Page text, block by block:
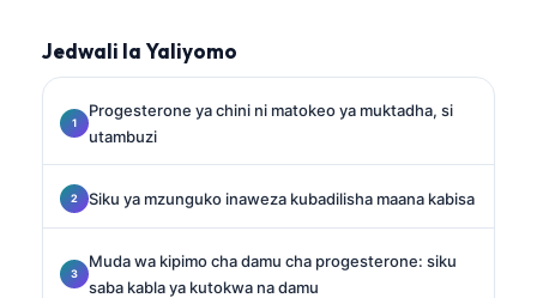
Jedwali la Yaliyomo
Progesterone ya chini ni matokeo ya muktadha, si
utambuzi
Siku ya mzunguko inaweza kubadilisha maana kabisa
Muda wa kipimo cha damu cha progesterone: siku
saba kabla ya kutokwa na damu